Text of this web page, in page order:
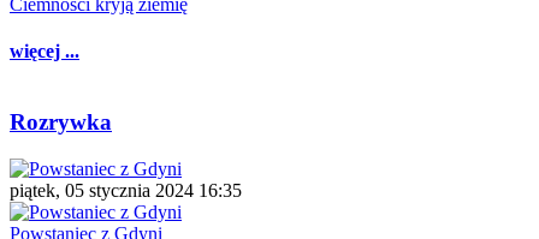
więcej ...
Rozrywka
piątek, 05 stycznia 2024 16:35
Powstaniec z Gdyni